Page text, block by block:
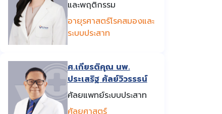
และพฤติกรรม
อายุรศาสตร์โรคสมองและ
ระบบประสาท
ศ.เกียรติคุณ นพ.
ประเสริฐ ศัลย์วิวรรธน์
ศัลยแพทย์ระบบประสาท
ศัลยศาสตร์